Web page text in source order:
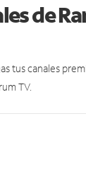
de
tus canales
TV.